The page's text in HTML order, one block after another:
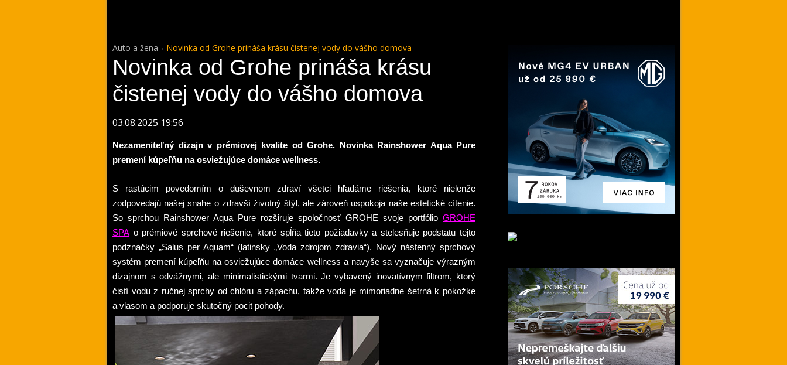
Auto a žena Novinka od Grohe prináša krásu čistenej vody do vášho domova
Novinka od Grohe prináša krásu
čistenej vody do vášho domova
03.08.2025 19:56
Nezameniteľný dizajn v prémiovej kvalite od Grohe. Novinka Rainshower Aqua Pure
premení kúpeľňu na osviežujúce domáce wellness.
S rastúcim povedomím o duševnom zdraví všetci hľadáme riešenia, ktoré nielenže
zodpovedajú našej snahe o zdravší životný štýl, ale zároveň uspokoja naše estetické cítenie.
So sprchou Rainshower Aqua Pure rozširuje spoločnosť GROHE svoje portfólio GROHE
SPA o prémiové sprchové riešenie, ktoré spĺňa tieto požiadavky a stelesňuje podstatu tejto
podznačky „Salus per Aquam“ (latinsky „Voda zdrojom zdravia“). Nový nástenný sprchový
systém premení kúpeľňu na osviežujúce domáce wellness a navyše sa vyznačuje výrazným
dizajnom s odvážnymi, ale minimalistickými tvarmi. Je vybavený inovatívnym filtrom, ktorý
čistí vodu z ručnej sprchy od chlóru a zápachu, takže voda je mimoriadne šetrná k pokožke
a vlasom a podporuje skutočný pocit pohody.